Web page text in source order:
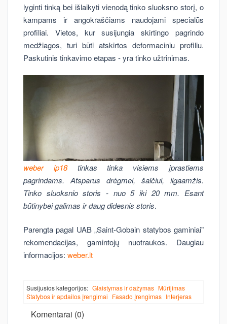
lyginti tinką bei išlaikyti vienodą tinko sluoksno storį, o
kampams ir angokraščiams naudojami specialūs
profiliai. Vietos, kur susijungia skirtingo pagrindo
medžiagos, turi būti atskirtos deformaciniu profiliu.
Paskutinis tinkavimo etapas - yra tinko užtrinimas.
weber ip18tinkas tinka visiems įprastiems
pagrindams. Atsparus drėgmei, šalčiui, ilgaamžis.
Tinko sluoksnio storis - nuo 5 iki 20 mm. Esant
būtinybei galimas ir daug didesnis storis.
Parengta pagal UAB „Saint-Gobain statybos gaminiai"
rekomendacijas, gamintojų nuotraukos. Daugiau
informacijos: weber.lt
Susijusios kategorijos: Glaistymas ir dažymas Mūrijimas
Statybos ir apdailos įrengimai Fasado įrengimas Interjeras
Komentarai (0)